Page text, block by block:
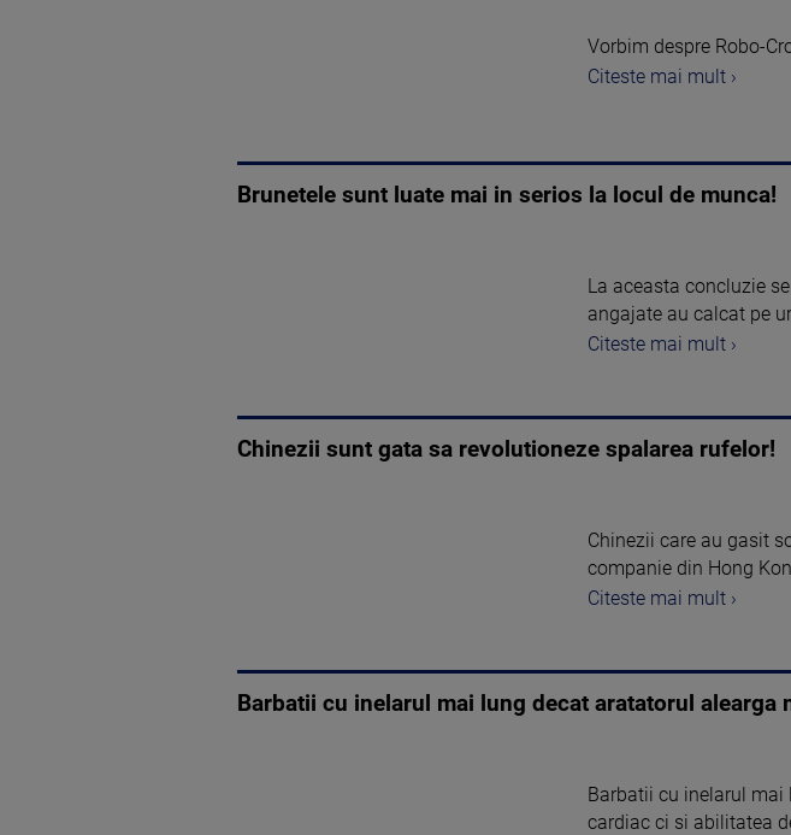
Vorbim despre Robo-
Citeste mai mult ›
Brunetele sunt luate mai in serios la locul de munca!
La aceasta concluzie
angajate au calcat pe
Citeste mai mult ›
Chinezii sunt gata sa revolutioneze spalarea rufelor!
Chinezii care au gasit
companie din Hong
Citeste mai mult ›
Barbatii cu inelarul mai lung decat aratatorul alearga
Barbatii cu inelarul
cardiac ci si abilitatea de